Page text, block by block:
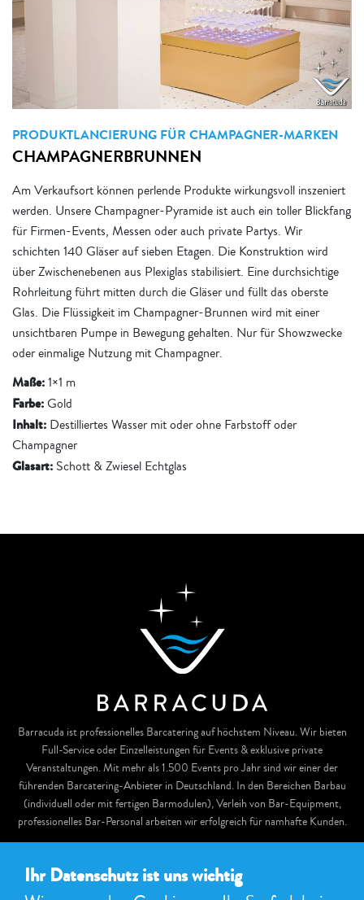
PRODUKTLANCIERUNG FÜR CHAMPAGNER-MARKEN
CHAMPAGNERBRUNNEN
Am Verkaufsort können perlende Produkte wirkungsvoll inszeniert
werden. Unsere Champagner-Pyramide ist auch ein toller Blickfang
für Firmen-Events, Messen oder auch private Partys. Wir
schichten 140 Gläser auf sieben Etagen. Die Konstruktion wird
über Zwischenebenen aus Plexiglas stabilisiert. Eine durchsichtige
Rohrleitung führt mitten durch die Gläser und füllt das oberste
Glas. Die Flüssigkeit im Champagner-Brunnen wird mit einer
unsichtbaren Pumpe in Bewegung gehalten. Nur für Showzwecke
oder einmalige Nutzung mit Champagner.
Maße:1×1 m
Farbe:Gold
Inhalt: Destilliertes Wasser mit oder ohne Farbstoff oder
Champagner
Glasart: Schott & Zwiesel Echtglas
Barracuda ist professionelles Barcatering auf höchstem Niveau. Wir bieten
Full-Service oder Einzelleistungen für Events & exklusive private
Veranstaltungen. Mit mehr als 1.500 Events pro Jahr sind wir einer der
führenden Barcatering-Anbieter in Deutschland. In den Bereichen Barbau
(individuell oder mit fertigen Barmodulen), Verleih von Bar-Equipment,
professionelles Bar-Personal arbeiten wir erfolgreich für namhafte Kunden.
E-Mail:
info@barracuda-barcatering.de
NAVIGATION
Ihr Datenschutz ist uns wichtig